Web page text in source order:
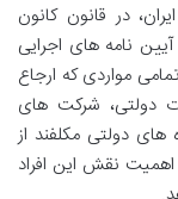
در قانون کانون
رسمی دادگستری مصوب سال ۱۳۸۱ و آیین نامه های اجرایی
این قانون، در تمامی مواردی که ارجاع
دولتی، شرکت های
های دولتی مکلفند از
اهمیت نقش این افراد